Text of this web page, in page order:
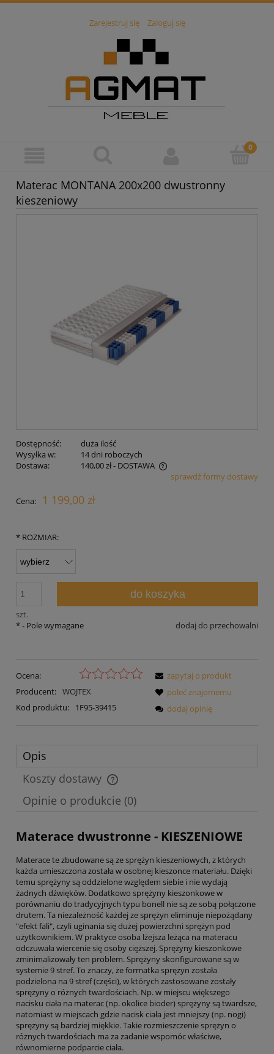
Zarejestruj się Zaloguj się
Materac MONTANA 200x200 dwustronny
kieszeniowy
Dostępność:
duża ilość
Wysyłka w:
14 dni roboczych
Dostawa:
140,00 zł- DOSTAWA
Cena nie zawiera ewentualnych kosztów płatnościsprawdź formy dostawy
Cena: 1 199,00 zł
* ROZMIAR:
szt.
do koszyka
dodaj do przechowalni
*- Pole wymagane
Ocena:
Producent: WOJTEX
Kod produktu:
1F95-39415
zapytaj o produkt
poleć znajomemu
dodaj opinię
Opis
Koszty dostawy
Cena nie zawiera ewentualnych kosztów płatności
Opinie o produkcie (0)
Materace dwustronne - KIESZENIOWE
Materace te zbudowane są ze sprężyn kieszeniowych, z których
każda umieszczona została w osobnej kieszonce materiału. Dzięki
temu sprężyny są oddzielone względem siebie i nie wydają
żadnych dźwięków. Dodatkowo sprężyny kieszonkowe w
porównaniu do tradycyjnych typu bonell nie są ze sobą połączone
drutem. Ta niezależność każdej ze sprężyn eliminuje niepożądany
"efekt fali", czyli uginania się dużej powierzchni sprężyn pod
użytkownikiem. W praktyce osoba lżejsza leżąca na materacu
odczuwała wiercenie się osoby cięższej. Sprężyny kieszonkowe
zminimalizowały ten problem. Sprężyny skonfigurowane są w
systemie 9 stref. To znaczy, że formatka sprężyn została
podzielona na 9 stref (części), w których zastosowane zostały
sprężyny o różnych twardościach. Np. w miejscu większego
nacisku ciała na materac (np. okolice bioder) sprężyny są twardsze,
natomiast w miejscach gdzie nacisk ciała jest mniejszy (np. nogi)
sprężyny są bardziej miękkie. Takie rozmieszczenie sprężyn o
różnych twardościach ma za zadanie wspomóc właściwe,
równomierne podparcie ciała.